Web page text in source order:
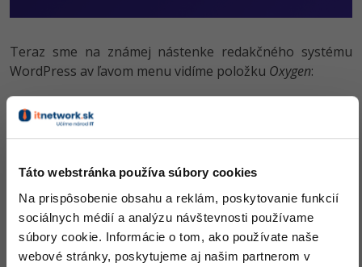
Táto webstránka používa súbory cookies
Na prispôsobenie obsahu a reklám, poskytovanie funkcií
sociálnych médií a analýzu návštevnosti používame
súbory cookie. Informácie o tom, ako používate naše
webové stránky, poskytujeme aj našim partnerom v
Teraz sme na známej nástenke redakčného systému
WordPress av ľavom menu vidíme položku Oxygen: